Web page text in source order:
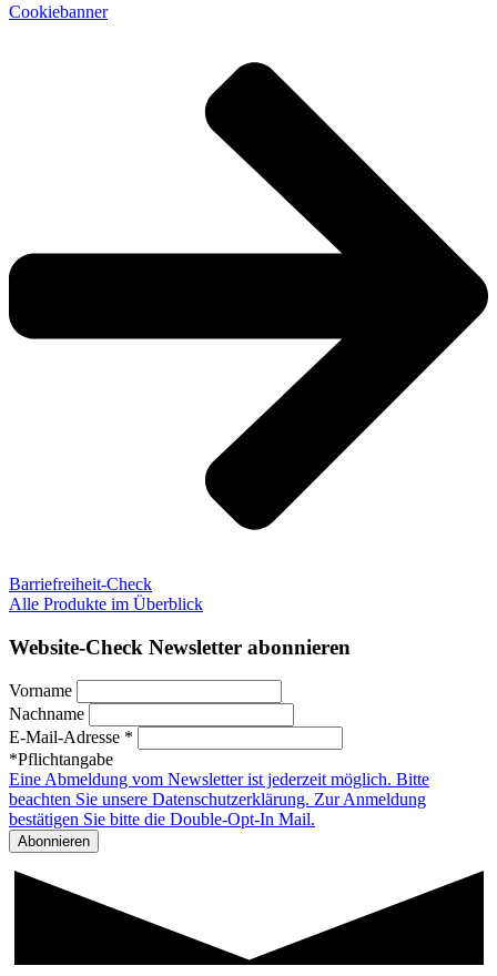
Cookiebanner
Barriefreiheit-Check
Alle Produkte im Überblick
Website-Check Newsletter abonnieren
Vorname
Nachname
E-Mail-Adresse *
*Pflichtangabe
Eine Abmeldung vom Newsletter ist jederzeit möglich. Bitte
beachten Sie unsere Datenschutzerklärung. Zur Anmeldung
bestätigen Sie bitte die Double-Opt-In Mail.